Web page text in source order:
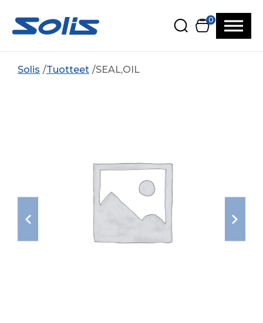
0
Solis Tuotteet SEAL,OIL